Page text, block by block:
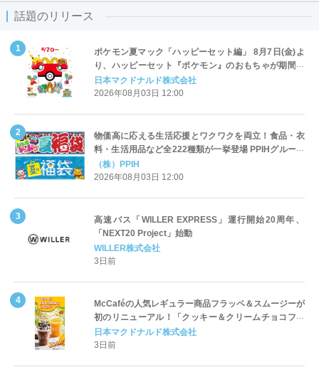
話題のリリース
ポケモン夏マック「ハッピーセット編」 8月7日(金)よ
り、ハッピーセット『ポケモン』のおもちゃが期間限
定登場
日本マクドナルド株式会社
2026年08月03日 12:00
物価高に応える生活応援とワクワクを両立！食品・衣
料・生活用品など全222種類が一挙登場 PPIHグループ
「夏福袋」＆セール 8月6日(木)より順次スタート
（株）PPIH
2026年08月03日 12:00
高速バス「WILLER EXPRESS」運行開始20周年、
「NEXT20 Project」始動
WILLER株式会社
3日前
McCaféの人気レギュラー商品フラッペ＆スムージーが
初のリニューアル！「クッキー＆クリームチョコフラ
ッペ」「マンゴースムージー」8月5日（水）から販売
開始
日本マクドナルド株式会社
3日前